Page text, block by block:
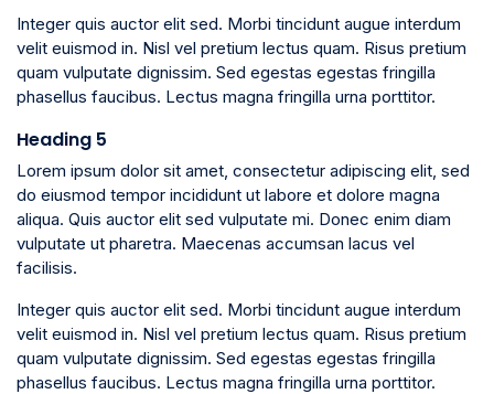
Integer quis auctor elit sed. Morbi tincidunt augue interdum
velit euismod in. Nisl vel pretium lectus quam. Risus pretium
quam vulputate dignissim. Sed egestas egestas fringilla
phasellus faucibus. Lectus magna fringilla urna porttitor.
Heading 5
Lorem ipsum dolor sit amet, consectetur adipiscing elit, sed
do eiusmod tempor incididunt ut labore et dolore magna
aliqua. Quis auctor elit sed vulputate mi. Donec enim diam
vulputate ut pharetra. Maecenas accumsan lacus vel
facilisis.
Integer quis auctor elit sed. Morbi tincidunt augue interdum
velit euismod in. Nisl vel pretium lectus quam. Risus pretium
quam vulputate dignissim. Sed egestas egestas fringilla
phasellus faucibus. Lectus magna fringilla urna porttitor.